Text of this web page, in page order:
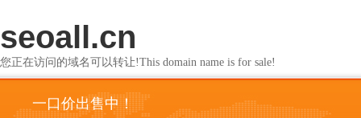
seoall.cn
您正在访问的域名可以转让!This domain name is for sale!
一口价出售中！